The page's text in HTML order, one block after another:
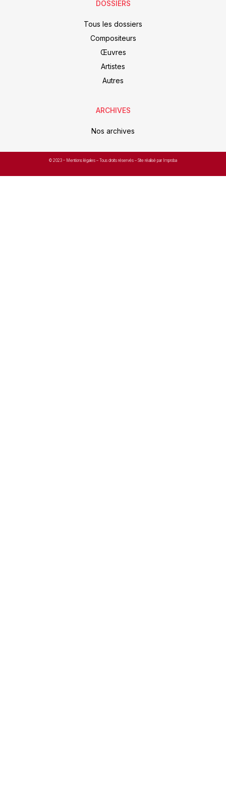
DOSSIERS
Tous les dossiers
Compositeurs
Œuvres
Artistes
Autres
ARCHIVES
Nos archives
© 2023 – Mentions légales – Tous droits réservés – Site réalisé par Improba